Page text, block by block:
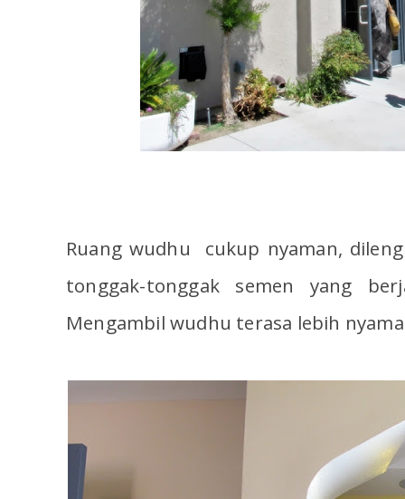
Ruang wudhu cukup nyaman,
tonggak-tonggak semen yang
Mengambil wudhu terasa lebih